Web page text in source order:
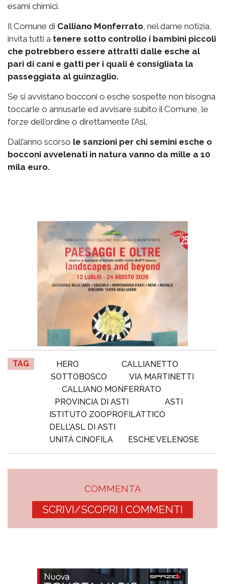
esami chimici.
Il Comune di Calliano Monferrato, nel darne notizia,
invita tutti a tenere sotto controllo i bambini piccoli
che potrebbero essere attratti dalle esche al
pari di cani e gatti per i quali è consigliata la
passeggiata al guinzaglio.
Se si avvistano bocconi o esche sospette non bisogna
toccarle o annusarle ed avvisare subito il Comune, le
forze dell’ordine o direttamente l’Asl.
Dall’anno scorso le sanzioni per chi semini esche o
bocconi avvelenati in natura vanno da mille a 10
mila euro.
TAG HERO
CALLIANETTO
SOTTOBOSCO
VIA MARTINETTI
CALLIANO MONFERRATO
PROVINCIA DI ASTI
ASTI
ISTITUTO ZOOPROFILATTICO
DELL’ASL DI ASTI
UNITÀ CINOFILA
ESCHE VELENOSE
COMMENTA
SCRIVI/SCOPRI I COMMENTI